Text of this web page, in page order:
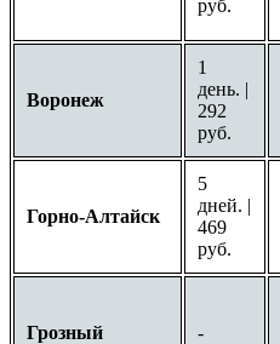
руб.
Воронеж
1
день. |
292
руб.
Горно-Алтайск
5
дней. |
469
руб.
Грозный -